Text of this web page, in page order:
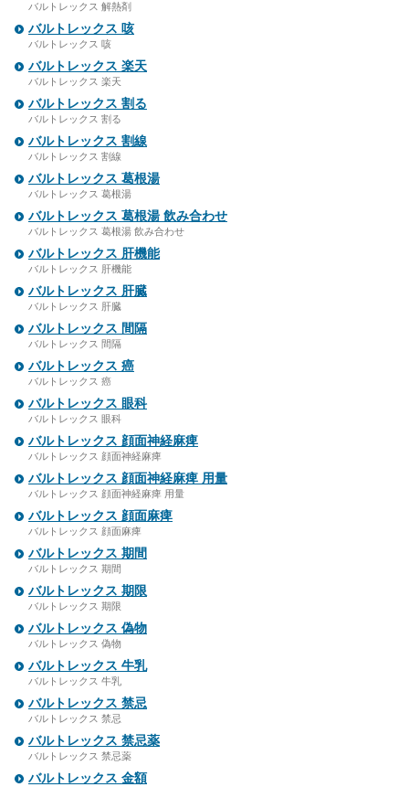
バルトレックス 解熱剤
バルトレックス 咳
バルトレックス 咳
バルトレックス 楽天
バルトレックス 楽天
バルトレックス 割る
バルトレックス 割る
バルトレックス 割線
バルトレックス 割線
バルトレックス 葛根湯
バルトレックス 葛根湯
バルトレックス 葛根湯 飲み合わせ
バルトレックス 葛根湯 飲み合わせ
バルトレックス 肝機能
バルトレックス 肝機能
バルトレックス 肝臓
バルトレックス 肝臓
バルトレックス 間隔
バルトレックス 間隔
バルトレックス 癌
バルトレックス 癌
バルトレックス 眼科
バルトレックス 眼科
バルトレックス 顔面神経麻痺
バルトレックス 顔面神経麻痺
バルトレックス 顔面神経麻痺 用量
バルトレックス 顔面神経麻痺 用量
バルトレックス 顔面麻痺
バルトレックス 顔面麻痺
バルトレックス 期間
バルトレックス 期間
バルトレックス 期限
バルトレックス 期限
バルトレックス 偽物
バルトレックス 偽物
バルトレックス 牛乳
バルトレックス 牛乳
バルトレックス 禁忌
バルトレックス 禁忌
バルトレックス 禁忌薬
バルトレックス 禁忌薬
バルトレックス 金額